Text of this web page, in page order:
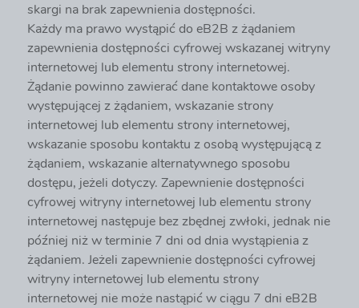
skargi na brak zapewnienia dostępności.
Każdy ma prawo wystąpić do eB2B z żądaniem
zapewnienia dostępności cyfrowej wskazanej witryny
internetowej lub elementu strony internetowej.
Żądanie powinno zawierać dane kontaktowe osoby
występującej z żądaniem, wskazanie strony
internetowej lub elementu strony internetowej,
wskazanie sposobu kontaktu z osobą występującą z
żądaniem, wskazanie alternatywnego sposobu
dostępu, jeżeli dotyczy. Zapewnienie dostępności
cyfrowej witryny internetowej lub elementu strony
internetowej następuje bez zbędnej zwłoki, jednak nie
później niż w terminie 7 dni od dnia wystąpienia z
żądaniem. Jeżeli zapewnienie dostępności cyfrowej
witryny internetowej lub elementu strony
internetowej nie może nastąpić w ciągu 7 dni eB2B